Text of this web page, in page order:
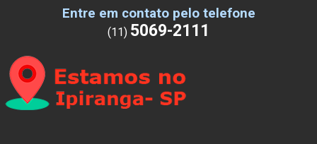
Entre em contato pelo telefone
(11) 5069-2111